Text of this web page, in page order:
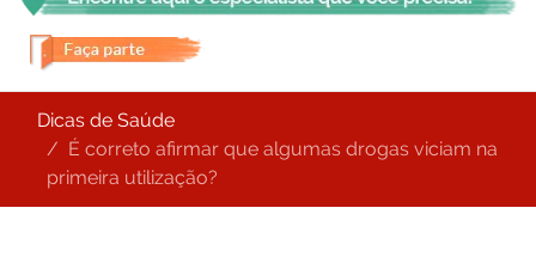
Dicas de Saúde
É correto afirmar que algumas drogas viciam na
primeira utilização?